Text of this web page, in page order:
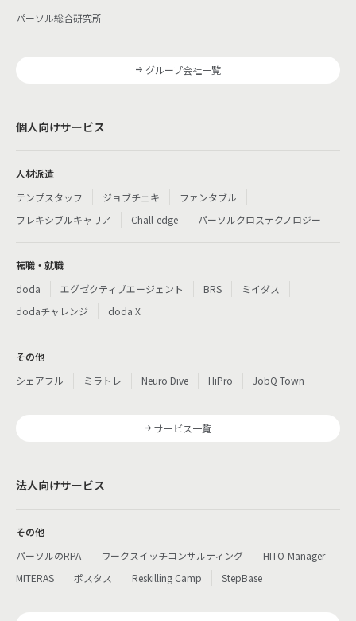
パーソル総合研究所
グループ会社一覧
個人向けサービス
人材派遣
テンプスタッフ
ジョブチェキ
ファンタブル
フレキシブルキャリア
Chall-edge パーソルクロステクノロジー
転職・就職
doda
エグゼクティブエージェント BRS
ミイダス
dodaチャレンジ
doda X
その他
シェアフル
ミラトレ Neuro Dive HiPro JobQ Town
サービス一覧
法人向けサービス
その他
パーソルのRPA
ワークスイッチコンサルティング
HITO-Manager
MITERAS
ポスタス Reskilling Camp StepBase